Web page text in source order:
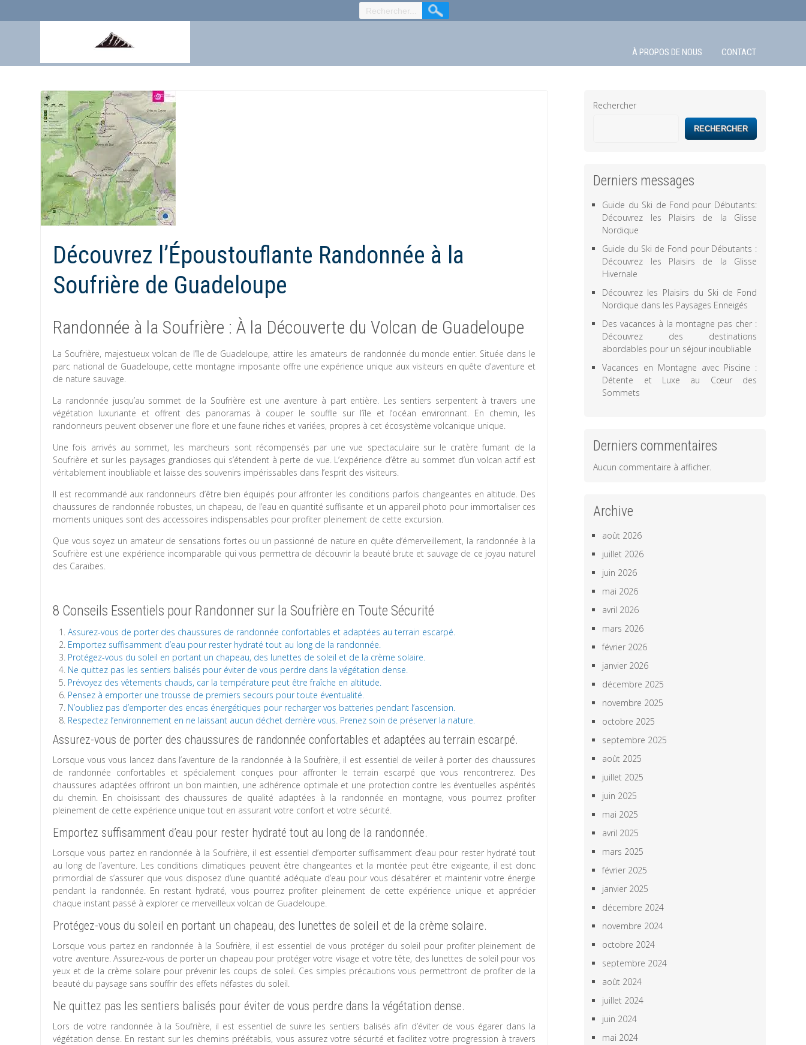
À PROPOS DE NOUS CONTACT
Découvrez l’Époustouflante Randonnée à la
Soufrière de Guadeloupe
Randonnée à la Soufrière : À la Découverte du Volcan de Guadeloupe
La Soufrière, majestueux volcan de l’île de Guadeloupe, attire les amateurs de randonnée du monde entier. Située dans le
parc national de Guadeloupe, cette montagne imposante offre une expérience unique aux visiteurs en quête d’aventure et
de nature sauvage.
La randonnée jusqu’au sommet de la Soufrière est une aventure à part entière. Les sentiers serpentent à travers une
végétation luxuriante et offrent des panoramas à couper le souffle sur l’île et l’océan environnant. En chemin, les
randonneurs peuvent observer une flore et une faune riches et variées, propres à cet écosystème volcanique unique.
Une fois arrivés au sommet, les marcheurs sont récompensés par une vue spectaculaire sur le cratère fumant de la
Soufrière et sur les paysages grandioses qui s’étendent à perte de vue. L’expérience d’être au sommet d’un volcan actif est
véritablement inoubliable et laisse des souvenirs impérissables dans l’esprit des visiteurs.
Il est recommandé aux randonneurs d’être bien équipés pour affronter les conditions parfois changeantes en altitude. Des
chaussures de randonnée robustes, un chapeau, de l’eau en quantité suffisante et un appareil photo pour immortaliser ces
moments uniques sont des accessoires indispensables pour profiter pleinement de cette excursion.
Que vous soyez un amateur de sensations fortes ou un passionné de nature en quête d’émerveillement, la randonnée à la
Soufrière est une expérience incomparable qui vous permettra de découvrir la beauté brute et sauvage de ce joyau naturel
des Caraïbes.
8 Conseils Essentiels pour Randonner sur la Soufrière en Toute Sécurité
Assurez-vous de porter des chaussures de randonnée confortables et adaptées au terrain escarpé.
Emportez suffisamment d’eau pour rester hydraté tout au long de la randonnée.
Protégez-vous du soleil en portant un chapeau, des lunettes de soleil et de la crème solaire.
Ne quittez pas les sentiers balisés pour éviter de vous perdre dans la végétation dense.
Prévoyez des vêtements chauds, car la température peut être fraîche en altitude.
Pensez à emporter une trousse de premiers secours pour toute éventualité.
N’oubliez pas d’emporter des encas énergétiques pour recharger vos batteries pendant l’ascension.
Respectez l’environnement en ne laissant aucun déchet derrière vous. Prenez soin de préserver la nature.
Assurez-vous de porter des chaussures de randonnée confortables et adaptées au terrain escarpé.
Lorsque vous vous lancez dans l’aventure de la randonnée à la Soufrière, il est essentiel de veiller à porter des chaussures
de randonnée confortables et spécialement conçues pour affronter le terrain escarpé que vous rencontrerez. Des
chaussures adaptées offriront un bon maintien, une adhérence optimale et une protection contre les éventuelles aspérités
du chemin. En choisissant des chaussures de qualité adaptées à la randonnée en montagne, vous pourrez profiter
pleinement de cette expérience unique tout en assurant votre confort et votre sécurité.
Emportez suffisamment d’eau pour rester hydraté tout au long de la randonnée.
Lorsque vous partez en randonnée à la Soufrière, il est essentiel d’emporter suffisamment d’eau pour rester hydraté tout
au long de l’aventure. Les conditions climatiques peuvent être changeantes et la montée peut être exigeante, il est donc
primordial de s’assurer que vous disposez d’une quantité adéquate d’eau pour vous désaltérer et maintenir votre énergie
pendant la randonnée. En restant hydraté, vous pourrez profiter pleinement de cette expérience unique et apprécier
chaque instant passé à explorer ce merveilleux volcan de Guadeloupe.
Protégez-vous du soleil en portant un chapeau, des lunettes de soleil et de la crème solaire.
Lorsque vous partez en randonnée à la Soufrière, il est essentiel de vous protéger du soleil pour profiter pleinement de
votre aventure. Assurez-vous de porter un chapeau pour protéger votre visage et votre tête, des lunettes de soleil pour vos
yeux et de la crème solaire pour prévenir les coups de soleil. Ces simples précautions vous permettront de profiter de la
beauté du paysage sans souffrir des effets néfastes du soleil.
Ne quittez pas les sentiers balisés pour éviter de vous perdre dans la végétation dense.
Lors de votre randonnée à la Soufrière, il est essentiel de suivre les sentiers balisés afin d’éviter de vous égarer dans la
végétation dense. En restant sur les chemins préétablis, vous assurez votre sécurité et facilitez votre progression à travers
Rechercher
RECHERCHER
Derniers messages
Guide du Ski de Fond pour Débutants:
Découvrez les Plaisirs de la Glisse
Nordique
Guide du Ski de Fond pour Débutants :
Découvrez les Plaisirs de la Glisse
Hivernale
Découvrez les Plaisirs du Ski de Fond
Nordique dans les Paysages Enneigés
Des vacances à la montagne pas cher :
Découvrez des destinations
abordables pour un séjour inoubliable
Vacances en Montagne avec Piscine :
Détente et Luxe au Cœur des
Sommets
Derniers commentaires
Aucun commentaire à afficher.
Archive
août 2026
juillet 2026
juin 2026
mai 2026
avril 2026
mars 2026
février 2026
janvier 2026
décembre 2025
novembre 2025
octobre 2025
septembre 2025
août 2025
juillet 2025
juin 2025
mai 2025
avril 2025
mars 2025
février 2025
janvier 2025
décembre 2024
novembre 2024
octobre 2024
septembre 2024
août 2024
juillet 2024
juin 2024
mai 2024